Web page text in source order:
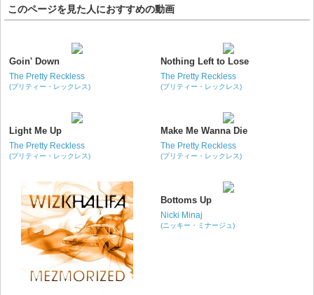
このページを見た人におすすめの動画
Goin' Down
The Pretty Reckless
(プリティー・レックレス)
Nothing Left to Lose
The Pretty Reckless
(プリティー・レックレス)
Light Me Up
The Pretty Reckless
(プリティー・レックレス)
Make Me Wanna Die
The Pretty Reckless
(プリティー・レックレス)
Bottoms Up
Nicki Minaj
(ニッキー・ミナージュ)